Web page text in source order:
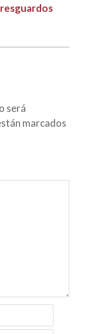
será
marcados